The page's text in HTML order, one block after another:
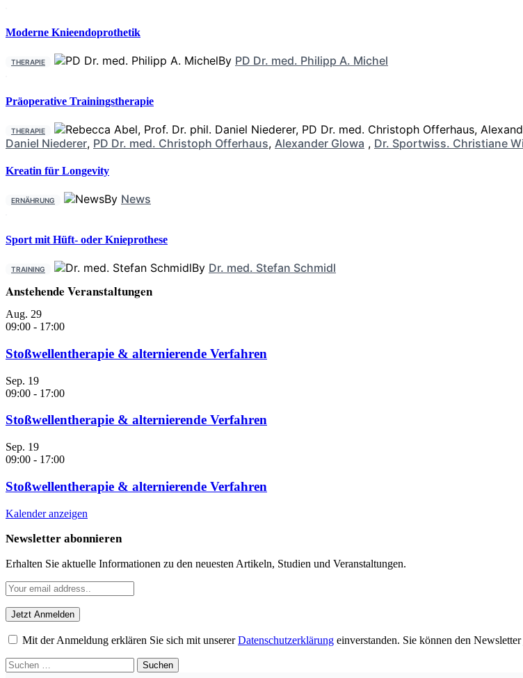
Moderne Knieendoprothetik
THERAPIE By PD Dr. med. Philipp A. Michel
Präoperative Trainingstherapie
THERAPIE
Daniel Niederer, PD Dr. med. Christoph Offerhaus, Alexander Glowa , Dr. Sportwiss. Christiane
Kreatin für Longevity
ERNÄHRUNG By News
Sport mit Hüft- oder Knieprothese
TRAINING By Dr. med. Stefan Schmidl
Anstehende Veranstaltungen
Aug. 29
09:00 - 17:00
Stoßwellentherapie & alternierende Verfahren
Sep. 19
09:00 - 17:00
Stoßwellentherapie & alternierende Verfahren
Sep. 19
09:00 - 17:00
Stoßwellentherapie & alternierende Verfahren
Kalender anzeigen
Newsletter abonnieren
Erhalten Sie aktuelle Informationen zu den neuesten Artikeln, Studien und Veranstaltungen.
Mit der Anmeldung erklären Sie sich mit unsererDatenschutzerklärung einverstanden. Sie können den
Suchen
nach: